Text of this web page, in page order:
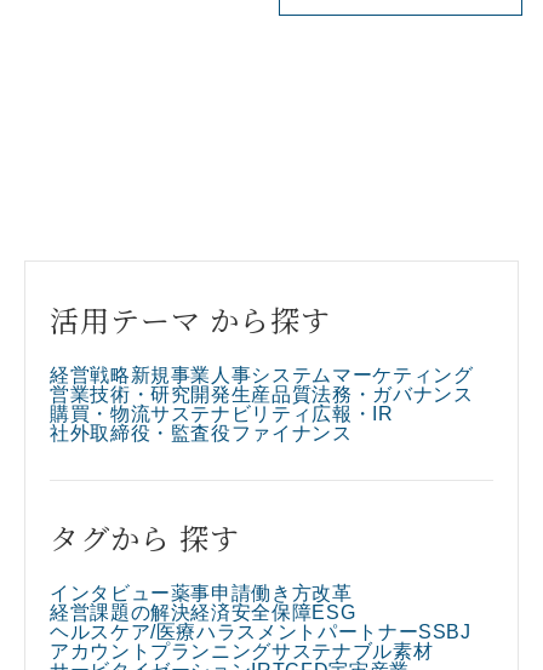
活用テーマ から探す
経営戦略新規事業 人事システムマーケティング
営業技術・研究開発生産品質法務・ガバナンス
購買・物流サステナビリティ 広報・IR
社外取締役・監査役ファイナンス
タグから 探す
インタビュー薬事申請働き方改革
経営課題の解決経済安全保障ESG
ヘルスケア/医療ハラスメント パートナーSSBJ
アカウントプランニングサステナブル素材